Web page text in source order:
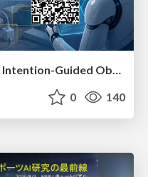
[MIRU26] Open-Vocabulary Intention-Guided Object Detection in Diverse Scenes
0 140